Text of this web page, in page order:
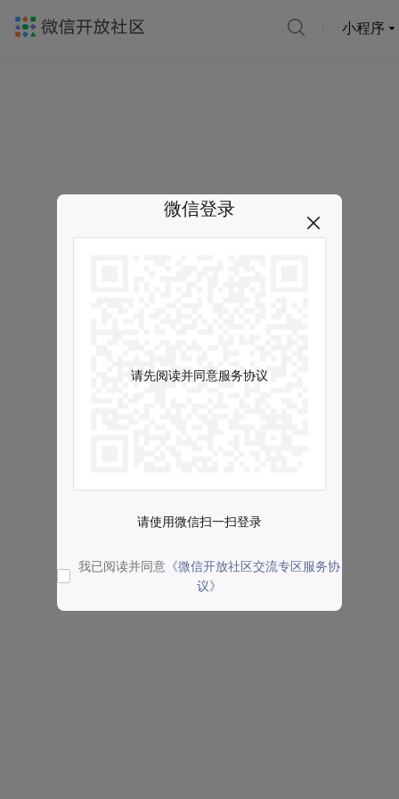
小程序
微信登录
请先阅读并同意服务协议
请使用微信扫一扫登录
我已阅读并同意 《微信开放社区交流专区服务协
议》